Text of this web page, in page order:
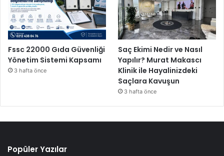
Fssc 22000 Gıda Güvenliği
Yönetim Sistemi Kapsamı
3 hafta önce
Saç Ekimi Nedir ve Nasıl
Yapılır? Murat Makascı
Klinik ile Hayalinizdeki
Saçlara Kavuşun
3 hafta önce
Popüler Yazılar